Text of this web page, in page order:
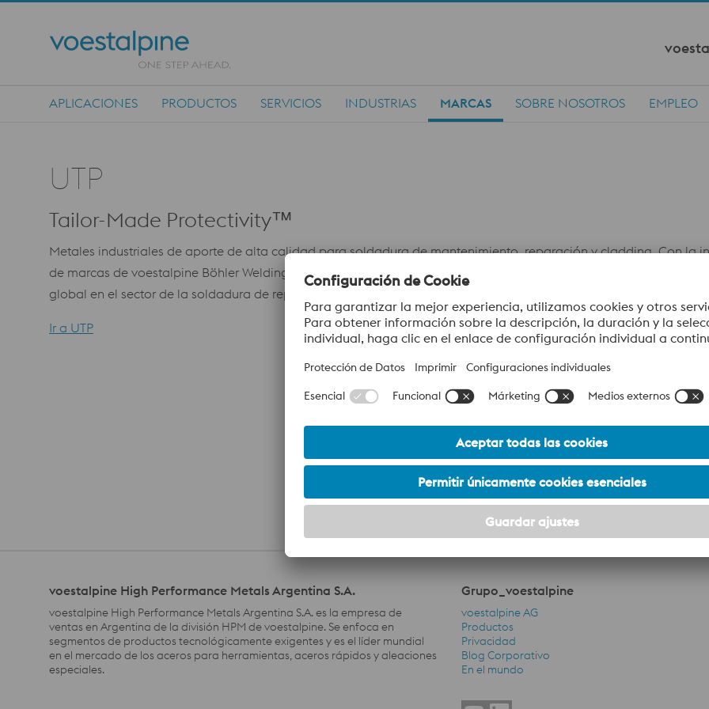
APLICACIONES PRODUCTOS SERVICIOS INDUSTRIAS MARCAS SOBRE NOSOTROS EMPLEO
UTP
Tailor-Made Protectivity™
Metales industriales de aporte de alta calidad para soldadura de mantenimiento, reparación y cladding. Con la
de marcas de voestalpine Böhler Welding, UTP presume de una trayectoria de más de 60 años innovando y
global en el sector de la soldadura de reparación, mantenimiento y cladding.
Ir a UTP
voestalpine High Performance Metals Argentina S.A.
voestalpine High Performance Metals Argentina S.A. es la empresa de
ventas en Argentina de la división HPM de voestalpine. Se enfoca en
segmentos de productos tecnológicamente exigentes y es el líder mundial
en el mercado de los aceros para herramientas, aceros rápidos y aleaciones
especiales.
Grupo_voestalpine
Grupo_voestalpine Navigation
voestalpine AG
Productos
Privacidad
Blog Corporativo
En el mundo